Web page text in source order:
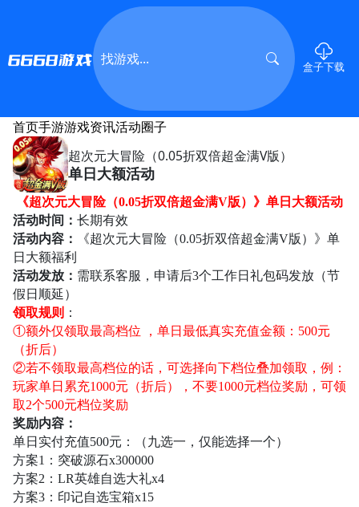
盒子下载
首页手游游戏资讯活动圈子
超次元大冒险（0.05折双倍超金满V版）
单日大额活动
《超次元大冒险（0.05折双倍超金满V版）》单日大额活动
活动时间： 长期有效
活动内容：
《超次元大冒险（0.05折双倍超金满V版）》单
日大额福利
活动发放： 需联系客服，申请后3个工作日 礼包码发放（节
假日顺延）
领取规则 ：
①额外仅领取最高档位 ，单日最低真实充值金额：500元
（折后）
②若不领取最高档位的话，可选择向下档位叠加领取，例：
玩家单日累充1000元（折后），不要1000元档位奖励，可领
取2个500元档位奖励
奖励内容：
单日实付充值500元：（九选一，仅能选择一个）
方案1：突破源石x300000
方案2：LR英雄自选大礼x4
方案3：印记自选宝箱x15